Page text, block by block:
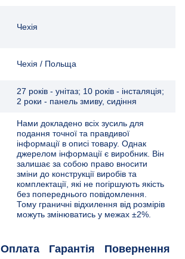
Чехія
Чехія / Польща
27 років - унітаз; 10 років - інсталяція;
2 роки - панель змиву, сидіння
Нами докладено всіх зусиль для
подання точної та правдивої
інформації в описі товару. Однак
джерелом інформації є виробник. Він
залишає за собою право вносити
зміни до конструкції виробів та
комплектації, які не погіршують якість
без попереднього повідомлення.
Тому граничні відхилення від розмірів
можуть змінюватись у межах ±2%.
Оплата Гарантія Повернення